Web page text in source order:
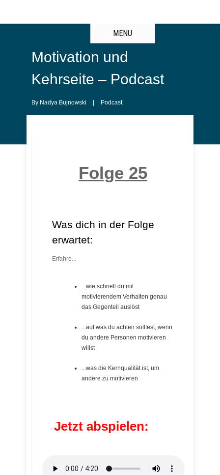
MENU
Motivation und
Kehrseite – Podcast
By Nadya Bujnowski Podcast
Folge 25
Was dich in der Folge
erwartet:
Erfahre...
...wie schnell du mit
motivierendem Verhalten genau
das Gegenteil auslöst
...auf was du achten solltest, wenn
du andere Personen motivieren
willst
...was die Kernqualität ist, um
andere zu motivieren
Jetzt abspielen: